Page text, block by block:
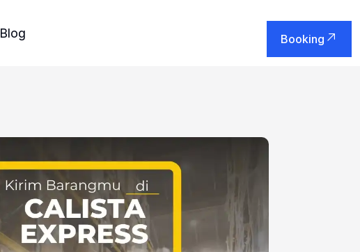
Blog Booking